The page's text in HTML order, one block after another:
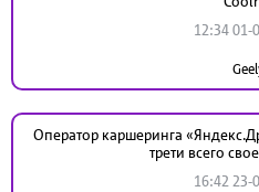
12:34 01-
Оператор каршеринга
трети всего
16:42 23-